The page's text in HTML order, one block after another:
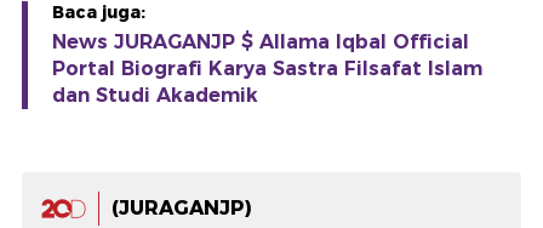
Baca juga:
News JURAGANJP $ Allama Iqbal Official
Portal Biografi Karya Sastra Filsafat Islam
dan Studi Akademik
(JURAGANJP)